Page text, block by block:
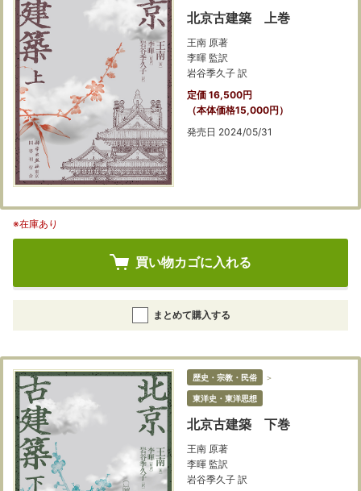
北京古建築 上巻
王南 原著
李暉 監訳
岩谷季久子 訳
定価 16,500円
（本体価格15,000円）
発売日 2024/05/31
※在庫あり
買い物カゴに入れる
まとめて購入する
歴史・宗教・民俗 ＞
東洋史・東洋思想
北京古建築 下巻
王南 原著
李暉 監訳
岩谷季久子 訳